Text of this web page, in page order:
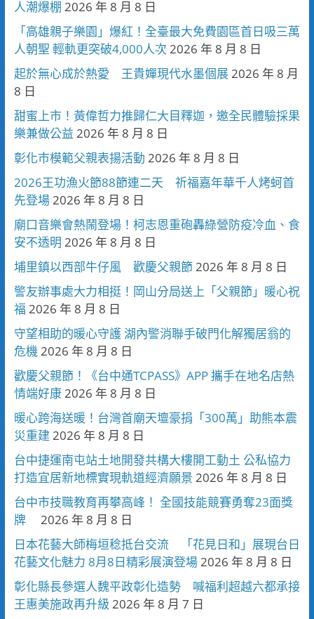
人潮爆棚 2026 年 8 月 8 日
「高雄親子樂園」爆紅！全臺最大免費園區首日吸三萬
人朝聖 輕軌更突破4,000人次 2026 年 8 月 8 日
起於無心成於熱愛 王貴嬋現代水墨個展2026 年 8 月
8 日
甜蜜上市！黃偉哲力推歸仁大目釋迦，邀全民體驗採果
樂兼做公益 2026 年 8 月 8 日
彰化市模範父親表揚活動 2026 年 8 月 8 日
2026王功漁火節88節連二天 祈福嘉年華千人烤蚵首
先登場2026 年 8 月 8 日
廟口音樂會熱鬧登場！柯志恩重砲轟綠營防疫冷血、食
安不透明 2026 年 8 月 8 日
埔里鎮以西部牛仔風 歡慶父親節2026 年 8 月 8 日
警友辦事處大力相挺！岡山分局送上「父親節」暖心祝
福 2026 年 8 月 8 日
守望相助的暖心守護 湖內警消聯手破門化解獨居翁的
危機2026 年 8 月 8 日
歡慶父親節！《台中通TCPASS》APP 攜手在地名店熱
情端好康2026 年 8 月 8 日
暖心跨海送暖！台灣首廟天壇豪捐「300萬」助熊本震
災重建 2026 年 8 月 8 日
台中捷運南屯站土地開發共構大樓開工動土 公私協力
打造宜居新地標實現軌道經濟願景 2026 年 8 月 8 日
台中市技職教育再攀高峰！ 全國技能競賽勇奪23面獎
牌
2026 年 8 月 8 日
日本花藝大師梅垣稔抵台交流 「花見日和」展現台日
花藝文化魅力 8月8日精彩展演登場2026 年 8 月 8 日
彰化縣長參選人魏平政彰化造勢 喊福利超越六都承接
王惠美施政再升級 2026 年 8 月 7 日